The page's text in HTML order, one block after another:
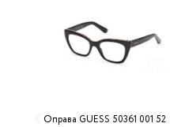
Оправа GUESS 50361 001 52